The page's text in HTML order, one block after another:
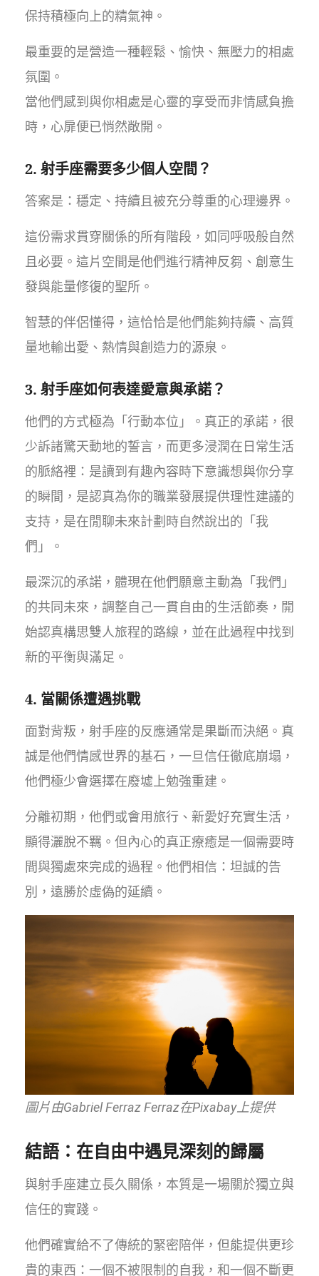
保持積極向上的精氣神。
最重要的是營造一種輕鬆、愉快、無壓力的相處
氛圍。
當他們感到與你相處是心靈的享受而非情感負擔
時，心扉便已悄然敞開。
2. 射手座需要多少個人空間？
答案是：穩定、持續且被充分尊重的心理邊界。
這份需求貫穿關係的所有階段，如同呼吸般自然
且必要。這片空間是他們進行精神反芻、創意生
發與能量修復的聖所。
智慧的伴侶懂得，這恰恰是他們能夠持續、高質
量地輸出愛、熱情與創造力的源泉。
3. 射手座如何表達愛意與承諾？
他們的方式極為「行動本位」。真正的承諾，很
少訴諸驚天動地的誓言，而更多浸潤在日常生活
的脈絡裡：是讀到有趣內容時下意識想與你分享
的瞬間，是認真為你的職業發展提供理性建議的
支持，是在閒聊未來計劃時自然說出的「我
們」。
最深沉的承諾，體現在他們願意主動為「我們」
的共同未來，調整自己一貫自由的生活節奏，開
始認真構思雙人旅程的路線，並在此過程中找到
新的平衡與滿足。
4. 當關係遭遇挑戰
面對背叛，射手座的反應通常是果斷而決絕。真
誠是他們情感世界的基石，一旦信任徹底崩塌，
他們極少會選擇在廢墟上勉強重建。
分離初期，他們或會用旅行、新愛好充實生活，
顯得灑脫不羈。但內心的真正療癒是一個需要時
間與獨處來完成的過程。他們相信：坦誠的告
別，遠勝於虛偽的延續。
圖片由Gabriel Ferraz Ferraz在Pixabay上提供
結語：在自由中遇見深刻的歸屬
與射手座建立長久關係，本質是一場關於獨立與
信任的實踐。
他們確實給不了傳統的緊密陪伴，但能提供更珍
貴的東西：一個不被限制的自我，和一個不斷更